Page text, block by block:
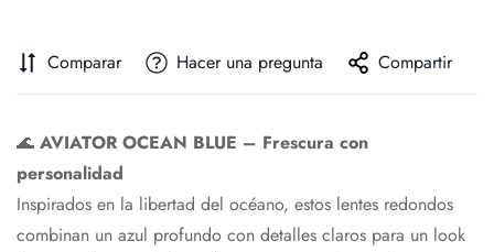
Comparar Hacer una pregunta Compartir
🌊 AVIATOR OCEAN BLUE – Frescura con
personalidad
Inspirados en la libertad del océano, estos lentes redondos
combinan un azul profundo con detalles claros para un look